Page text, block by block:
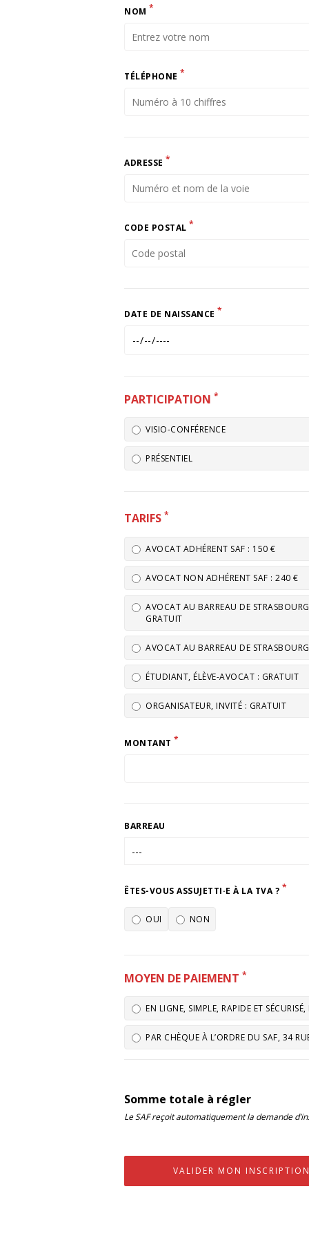
NOM *
TÉLÉPHONE *
ADRESSE *
CODE POSTAL *
DATE DE NAISSANCE *
PARTICIPATION *
VISIO-CONFÉRENCE
PRÉSENTIEL
TARIFS *
AVOCAT ADHÉRENT SAF : 150 €
AVOCAT NON ADHÉRENT SAF : 240 €
AVOCAT AU BARREAU DE
GRATUIT
AVOCAT AU BARREAU DE
ÉTUDIANT, ÉLÈVE-AVOCAT : GRATUIT
ORGANISATEUR, INVITÉ : GRATUIT
MONTANT *
BARREAU
ÊTES-VOUS ASSUJETTI·E À LA TVA ? *
OUI NON
MOYEN DE PAIEMENT *
EN LIGNE, SIMPLE, RAPIDE ET
PAR CHÈQUE À L’ORDRE DU SAF, 34
Somme totale à régler
Le SAF reçoit automatiquement la demande
VALIDER MON